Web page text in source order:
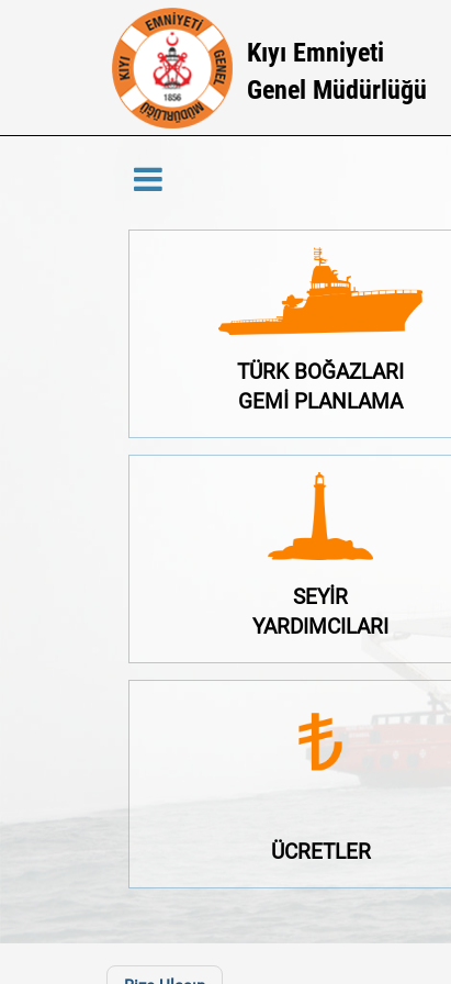
Kıyı Emniyeti
Genel Müdürlüğü
TÜRK BOĞAZLARI
GEMİ PLANLAMA
TÜRK BOĞAZLARI
GEMİ PLANLAMA
SEYİR
YARDIMCILARI
YARDIMCILARI
ÜCRETLER
ÜCRETLER